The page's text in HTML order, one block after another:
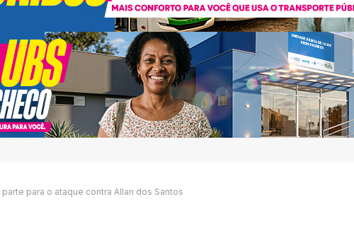
para o ataque contra Allan dos Santos